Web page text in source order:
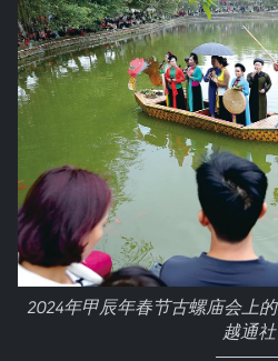
2024年甲辰年春节古螺庙会上
越通社